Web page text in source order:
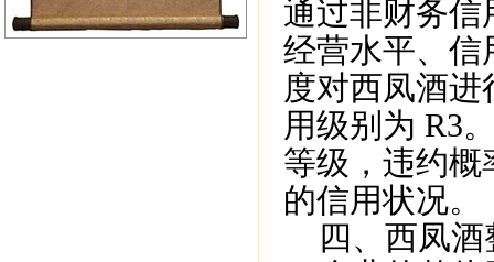
通过非财务
经营水平、信
度对西凤酒
用级别为 R3
等级，违约概
的信用状况。
四、西凤酒